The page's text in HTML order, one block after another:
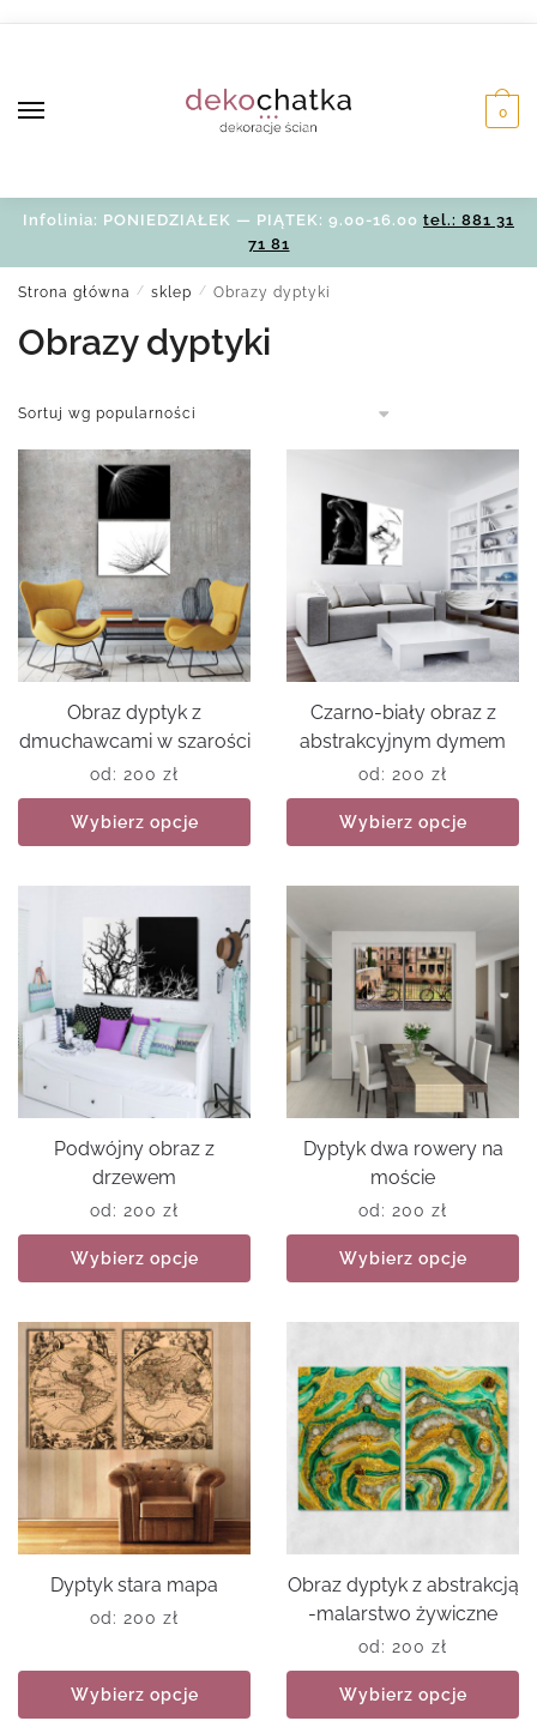
0
Infolinia: PONIEDZIAŁEK — PIĄTEK: 9.00-16.00 tel.: 881 31
71 81
Strona główna / sklep / Obrazy dyptyki
Obrazy dyptyki
Obraz dyptyk z
dmuchawcami w szarości
od: 200 zł
Wybierz opcje
Czarno-biały obraz z
abstrakcyjnym dymem
od: 200 zł
Wybierz opcje
Podwójny obraz z
drzewem
od: 200 zł
Wybierz opcje
Dyptyk dwa rowery na
moście
od: 200 zł
Wybierz opcje
Dyptyk stara mapa
od: 200 zł
Wybierz opcje
Obraz dyptyk z abstrakcją
-malarstwo żywiczne
od: 200 zł
Wybierz opcje